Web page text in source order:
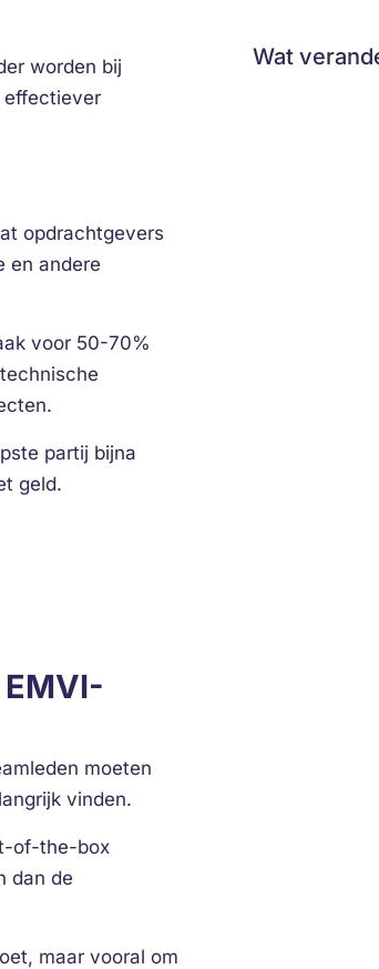
worden bij
effectiever
opdrachtgevers
en andere
voor 50-70%
partij bijna
geld.
moeten
vinden.
of-the-box
dan de
maar vooral om
Wat